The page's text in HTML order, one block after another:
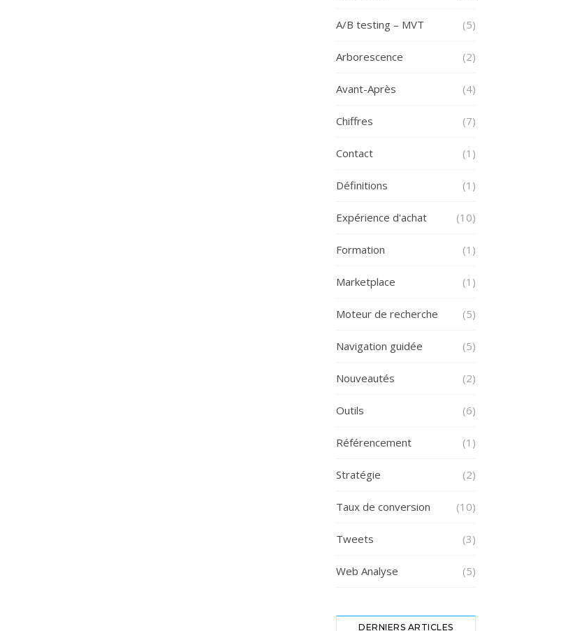
A/B testing – MVT (5)
Arborescence (2)
Avant-Après (4)
Chiffres (7)
Contact (1)
Définitions (1)
Expérience d'achat (10)
Formation (1)
Marketplace (1)
Moteur de recherche (5)
Navigation guidée (5)
Nouveautés (2)
Outils (6)
Référencement (1)
Stratégie (2)
Taux de conversion (10)
Tweets (3)
Web Analyse (5)
DERNIERS ARTICLES